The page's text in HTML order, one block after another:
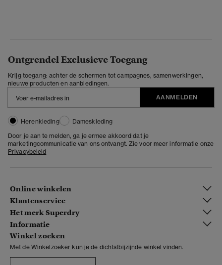
Ontgrendel Exclusieve Toegang
Krijg toegang: achter de schermen tot campagnes, samenwerkingen,
nieuwe producten en aanbiedingen.
AANMELDEN
Herenkleding
Dameskleding
Door je aan te melden, ga je ermee akkoord dat je
marketingcommunicatie van ons ontvangt. Zie voor meer informatie onze
Privacybeleid
Online winkelen
Klantenservice
Het merk Superdry
Informatie
Winkel zoeken
Met de Winkelzoeker kun je de dichtstbijzijnde winkel vinden.